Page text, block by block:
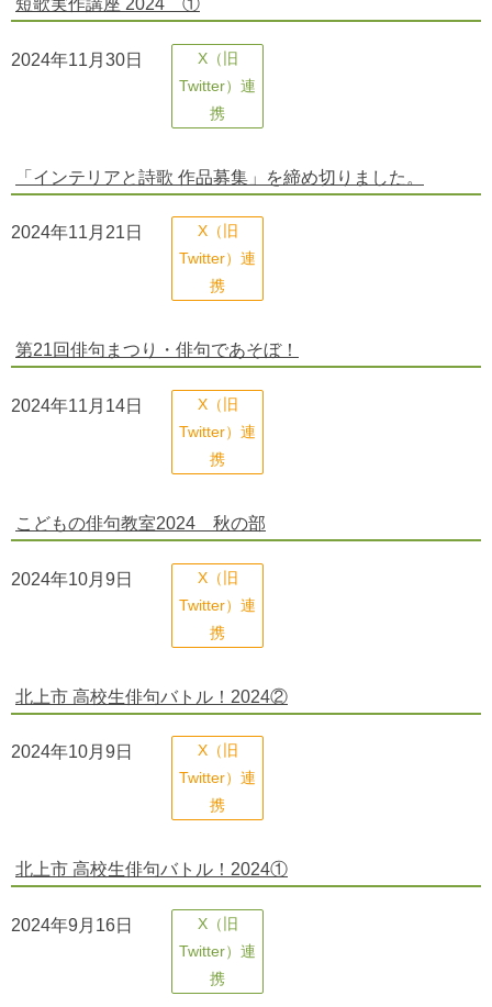
2024年11月30日
X（旧
Twitter）連
携
「インテリアと詩歌 作品募集」を締め切りました。
2024年11月21日
X（旧
Twitter）連
携
第21回俳句まつり・俳句であそぼ！
2024年11月14日
X（旧
Twitter）連
携
こどもの俳句教室2024 秋の部
2024年10月9日
X（旧
Twitter）連
携
北上市 高校生俳句バトル！2024②
2024年10月9日
X（旧
Twitter）連
携
北上市 高校生俳句バトル！2024①
2024年9月16日
X（旧
Twitter）連
携